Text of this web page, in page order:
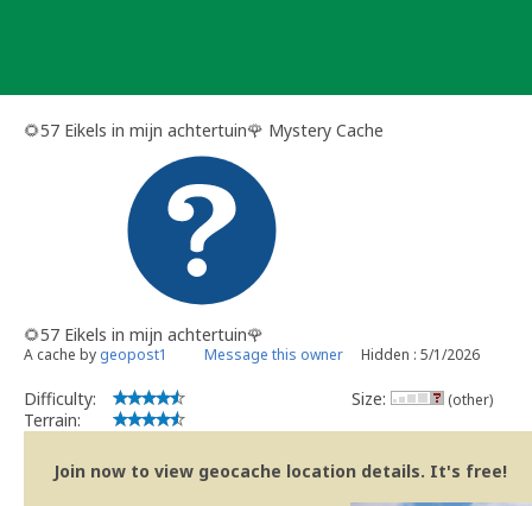
🌻57 Eikels in mijn achtertuin🌹 Mystery Cache
🌻57 Eikels in mijn achtertuin🌹
A cache by geopost1 Message this owner Hidden : 5/1/2026
Difficulty:
Terrain:
Size: (other)
Join now to view geocache location details. It's free!